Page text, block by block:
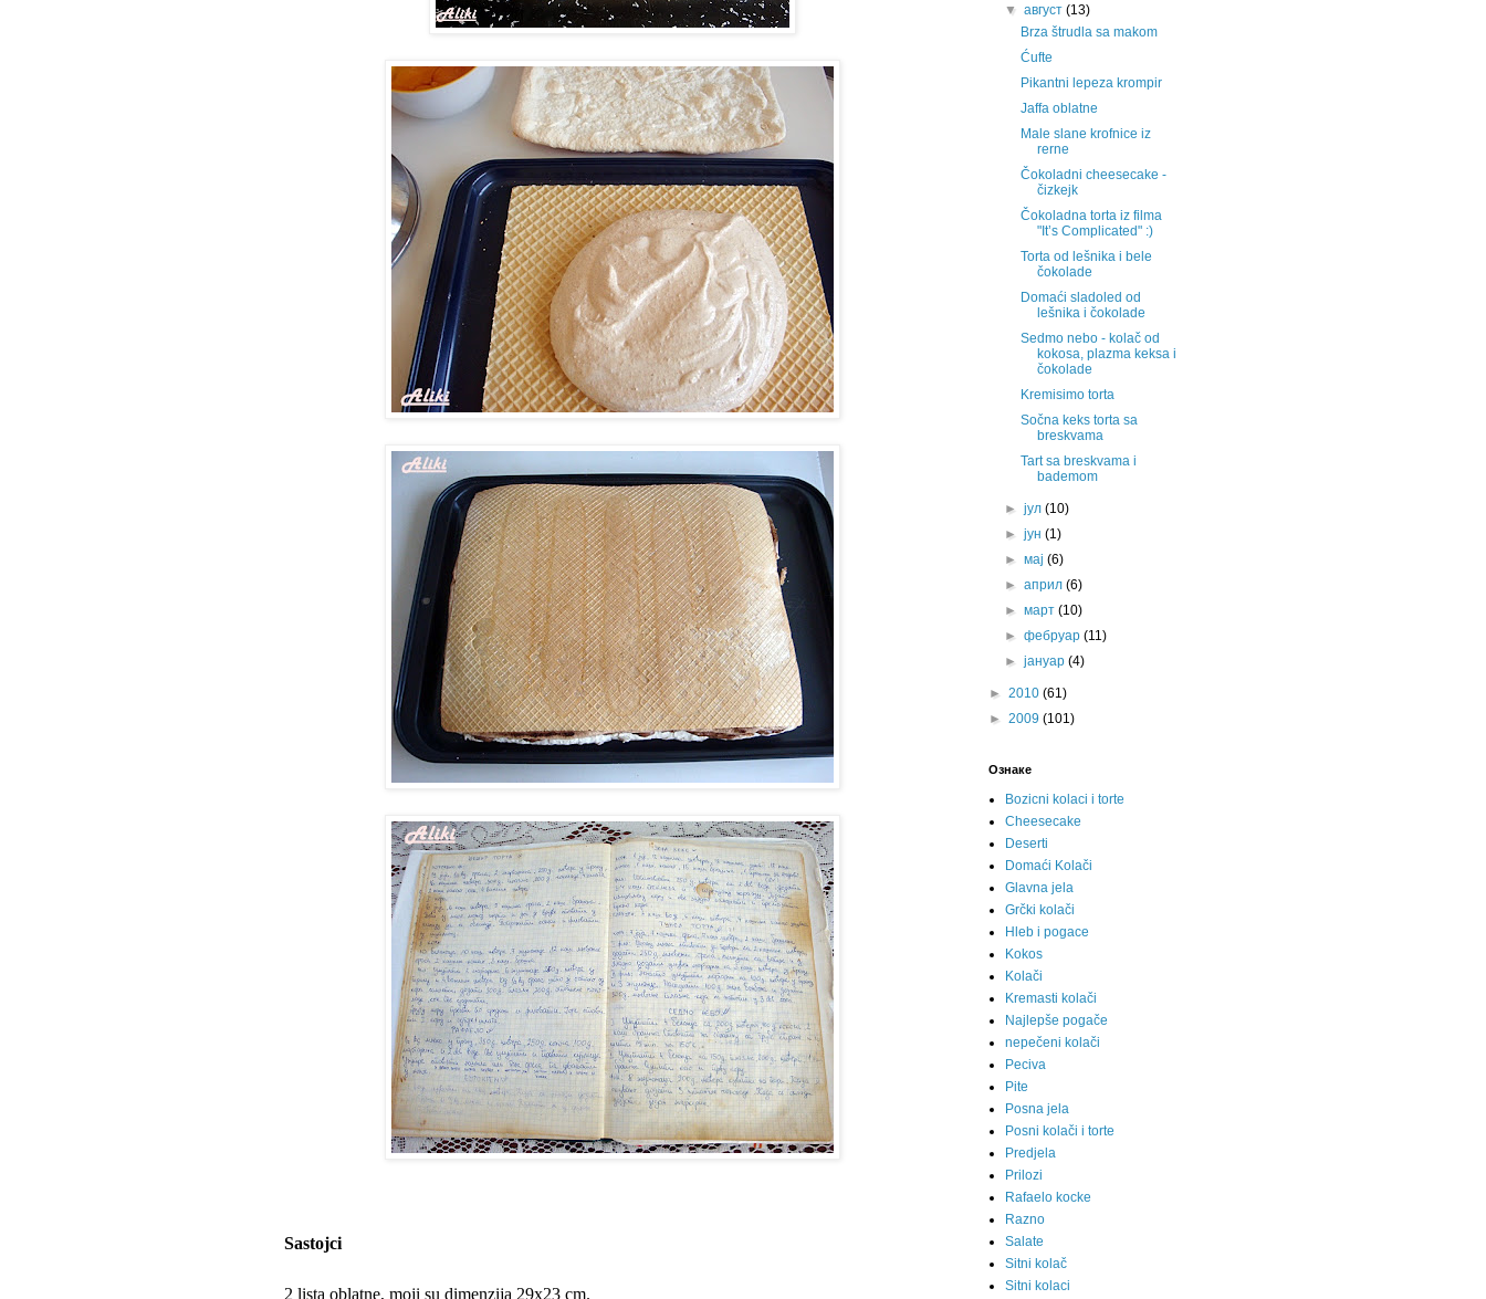
Sastojci
2 lista oblatne, moji su dimenzija 29x23 cm.
▼ август (13)
Brza štrudla sa makom
Ćufte
Pikantni lepeza krompir
Jaffa oblatne
Male slane krofnice iz
rerne
Čokoladni cheesecake -
čizkejk
Čokoladna torta iz filma
"It’s Complicated" :)
Torta od lešnika i bele
čokolade
Domaći sladoled od
lešnika i čokolade
Sedmo nebo - kolač od
kokosa, plazma keksa i
čokolade
Kremisimo torta
Sočna keks torta sa
breskvama
Tart sa breskvama i
bademom
► јул (10)
► јун (1)
► мај (6)
► април (6)
► март (10)
► фебруар (11)
► јануар (4)
► 2010 (61)
► 2009 (101)
Ознаке
Bozicni kolaci i torte
Cheesecake
Deserti
Domaći Kolači
Glavna jela
Grčki kolači
Hleb i pogace
Kokos
Kolači
Kremasti kolači
Najlepše pogače
nepečeni kolači
Peciva
Pite
Posna jela
Posni kolači i torte
Predjela
Prilozi
Rafaelo kocke
Razno
Salate
Sitni kolač
Sitni kolaci